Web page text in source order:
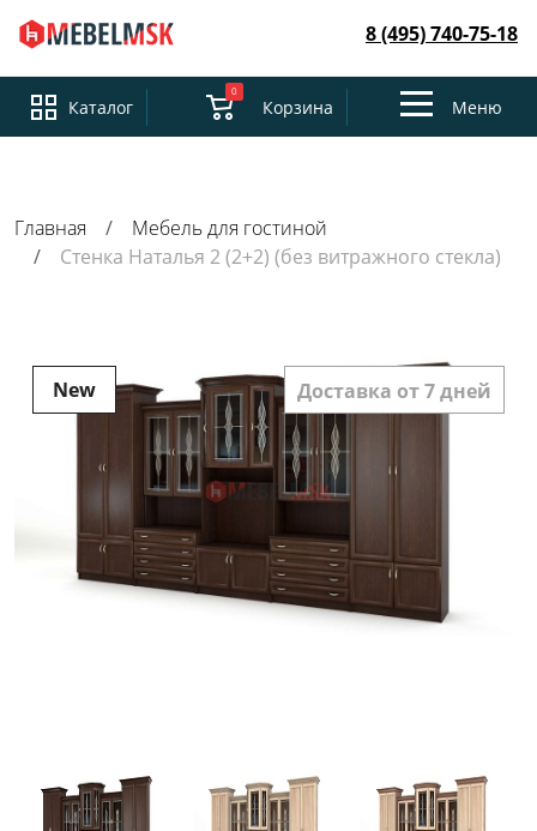
8 (495) 740-75-18
Каталог
0
Корзина
ToggleМеню
Главная
Мебель для гостиной
Стенка Наталья 2 (2+2) (без витражного стекла)
New Доставка от 7 дней